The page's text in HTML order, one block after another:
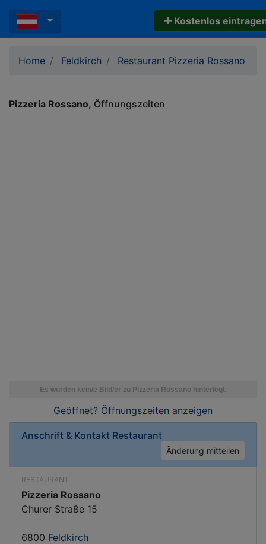
✚ Kostenlos
Home Feldkirch Restaurant Pizzeria Rossano
Pizzeria Rossano Öffnungszeiten
Geöffnet? Öffnungszeiten anzeigen
Anschrift & Kontakt Restaurant
Änderung mitteilen
RESTAURANT
Pizzeria Rossano
Churer Straße 15
6800 Feldkirch